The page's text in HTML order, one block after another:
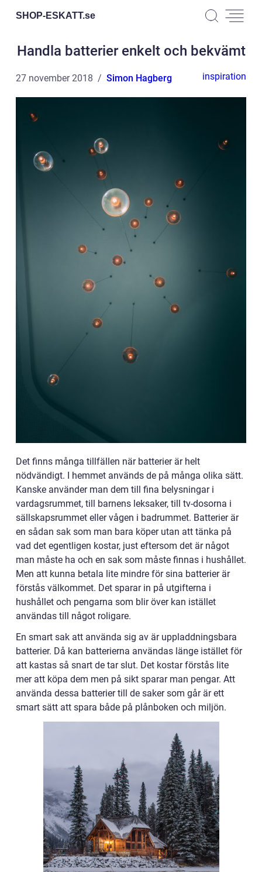
SHOP-ESKATT.se
Handla batterier enkelt och bekvämt
27 november 2018 Simon Hagberg inspiration
Det finns många tillfällen när batterier är helt
nödvändigt. I hemmet används de på många olika sätt.
Kanske använder man dem till fina belysningar i
vardagsrummet, till barnens leksaker, till tv-dosorna i
sällskapsrummet eller vågen i badrummet. Batterier är
en sådan sak som man bara köper utan att tänka på
vad det egentligen kostar, just eftersom det är något
man måste ha och en sak som måste finnas i hushållet.
Men att kunna betala lite mindre för sina batterier är
förstås välkommet. Det sparar in på utgifterna i
hushållet och pengarna som blir över kan istället
användas till något roligare.
En smart sak att använda sig av är uppladdningsbara
batterier. Då kan batterierna användas länge istället för
att kastas så snart de tar slut. Det kostar förstås lite
mer att köpa dem men på sikt sparar man pengar. Att
använda dessa batterier till de saker som går är ett
smart sätt att spara både på plånboken och miljön.